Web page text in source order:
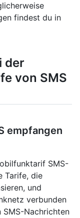
findest du in
der
von SMS
empfangen
SMS-
Tarife, die
und
verbunden
Nachrichten